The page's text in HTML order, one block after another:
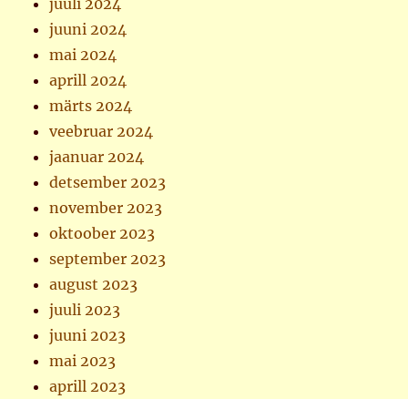
juuli 2024
juuni 2024
mai 2024
aprill 2024
märts 2024
veebruar 2024
jaanuar 2024
detsember 2023
november 2023
oktoober 2023
september 2023
august 2023
juuli 2023
juuni 2023
mai 2023
aprill 2023